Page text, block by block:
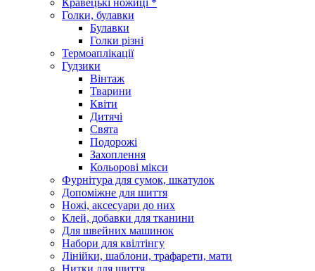
Голки, булавки
Булавки
Голки різні
Термоаплікації
Гудзики
Вінтаж
Тварини
Квіти
Дитячі
Свята
Подорожі
Захоплення
Кольорові мікси
Фурнітура для сумок, шкатулок
Допоміжне для шиття
Ножі, аксесуари до них
Клей, добавки для тканини
Для швейних машинок
Набори для квілтінгу
Лінійки, шаблони, трафарети, мати
Нитки для шиття